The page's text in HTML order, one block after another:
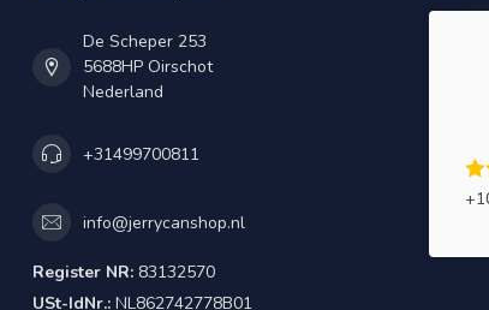
De Scheper 253
5688HP Oirschot
Nederland
+31499700811
info@jerrycanshop.nl
Register NR: 83132570
USt-IdNr.: NL862742778B01